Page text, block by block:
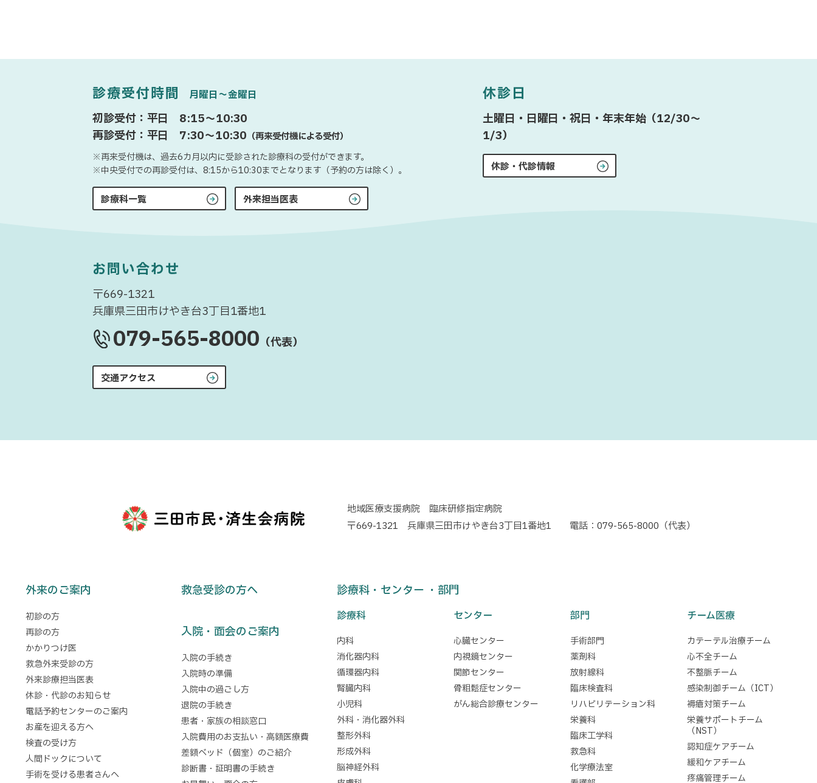
診療受付時間 月曜日〜金曜日
初診受付：平日 8:15〜10:30
再診受付：平日 7:30〜10:30 （再来受付機による受付）
※再来受付機は、過去6カ月以内に受診された診療科の受付ができます。
※中央受付での再診受付は、8:15から10:30までとなります（予約の方は除く）。
診療科一覧 外来担当医表
休診日
土曜日・日曜日・祝日・年末年始（12/30〜
1/3）
休診・代診情報
お問い合わせ
〒669-1321
兵庫県三田市けやき台3丁目1番地1
079-565-8000 （代表）
交通アクセス
地域医療支援病院 臨床研修指定病院
〒669-1321 兵庫県三田市けやき台3丁目1番地1
電話：079-565-8000（代表）
外来のご案内
初診の方
再診の方
かかりつけ医
救急外来受診の方
外来診療担当医表
休診・代診のお知らせ
電話予約センターのご案内
お産を迎える方へ
検査の受け方
人間ドックについて
手術を受ける患者さんへ
救急受診の方へ
入院・面会のご案内
入院の手続き
入院時の準備
入院中の過ごし方
退院の手続き
患者・家族の相談窓口
入院費用のお支払い・高額医療費
差額ベッド（個室）のご紹介
診断書・証明書の手続き
診療科・センター ・部門
診療科
内科
消化器内科
循環器内科
腎臓内科
小児科
外科・消化器外科
整形外科
形成外科
脳神経外科
センター
心臓センター
内視鏡センター
関節センター
骨粗鬆症センター
がん総合診療センター
部門
手術部門
薬剤科
放射線科
臨床検査科
リハビリテーション科
栄養科
臨床工学科
救急科
化学療法室
チーム医療
カテーテル治療チーム
心不全チーム
不整脈チーム
感染制御チーム（ICT）
褥瘡対策チーム
栄養サポートチーム
（NST）
認知症ケアチーム
緩和ケアチーム
疼痛管理チーム